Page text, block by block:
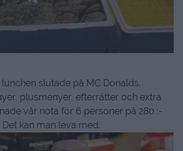
lunchen slutade på MC Donalds.
plusmenyer, efterrätter och extra
vår nota för 6 personer på 280 :-
Det kan man leva med.